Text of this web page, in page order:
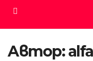
Автор: